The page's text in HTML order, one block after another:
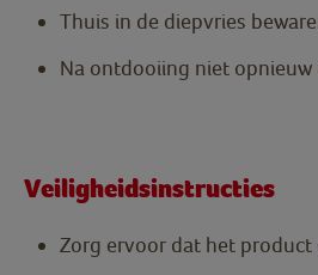
Thuis in de diepvries
Na ontdooiing niet opnieuw
Veiligheidsinstructies
Zorg ervoor dat het product